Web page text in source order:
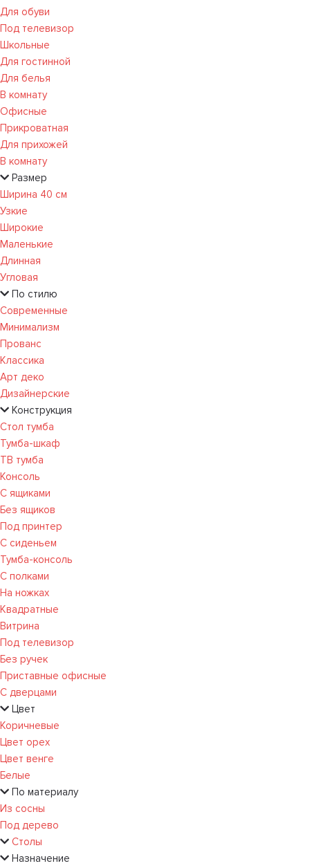
Для обуви
Под телевизор
Школьные
Для гостинной
Для белья
В комнату
Офисные
Прикроватная
Для прихожей
В комнату
Размер
Ширина 40 см
Узкие
Широкие
Маленькие
Длинная
Угловая
По стилю
Современные
Минимализм
Прованс
Классика
Арт деко
Дизайнерские
Конструкция
Стол тумба
Тумба-шкаф
ТВ тумба
Консоль
С ящиками
Без ящиков
Под принтер
С сиденьем
Тумба-консоль
С полками
На ножках
Квадратные
Витрина
Под телевизор
Без ручек
Приставные офисные
С дверцами
Цвет
Коричневые
Цвет орех
Цвет венге
Белые
По материалу
Из сосны
Под дерево
Столы
Назначение